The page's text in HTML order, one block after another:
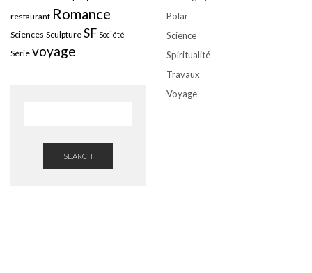
restaurant Romance
Sciences Sculpture SF Société
Série voyage
SEARCH
Polar
Science
Spiritualité
Travaux
Voyage